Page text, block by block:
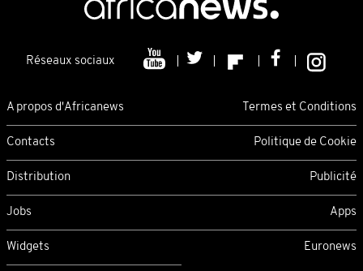
Réseaux sociaux
A propos d'Africanews Termes et Conditions
Contacts Politique de Cookie
Distribution Publicité
Jobs Apps
Widgets Euronews